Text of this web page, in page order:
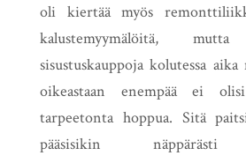
oli kiertää myös
kalustemyymälöitä, mutta
sisustuskauppoja kolutessa
oikeastaan enempää ei
tarpeetonta hoppua. Sitä
pääsisikin näppärästi